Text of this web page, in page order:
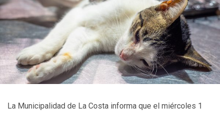
La Municipalidad de La Costa informa que el miércoles 1